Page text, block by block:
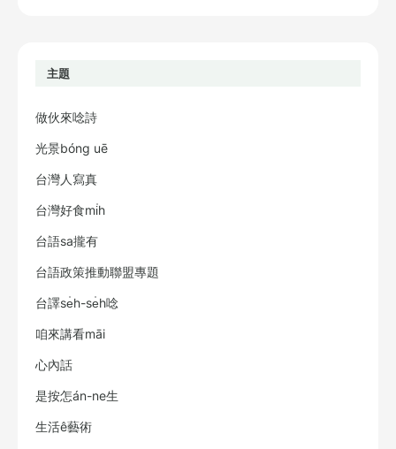
主題
做伙來唸詩
光景bóng uē
台灣人寫真
台灣好食mi̍h
台語sa攏有
台語政策推動聯盟專題
台譯se̍h-se̍h唸
咱來講看māi
心內話
是按怎án-ne生
生活ê藝術